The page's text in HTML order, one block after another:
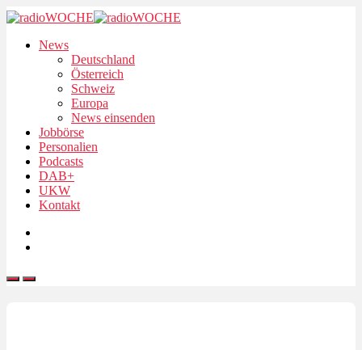
News
Deutschland
Österreich
Schweiz
Europa
News einsenden
Jobbörse
Personalien
Podcasts
DAB+
UKW
Kontakt